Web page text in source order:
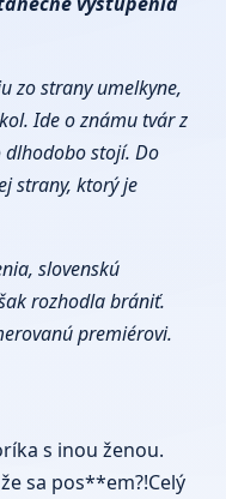
zo strany umelkyne,
Ide o známu tvár z
dlhodobo stojí. Do
strany, ktorý je
slovenskú
rozhodla brániť.
premiérovi.
s inou ženou.
sa pos**em?!Celý